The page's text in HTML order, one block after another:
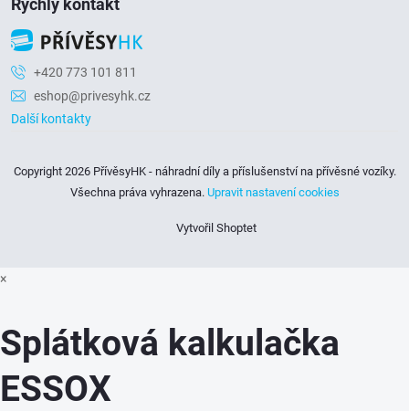
Rychlý kontakt
+420 773 101 811
eshop@privesyhk.cz
Další kontakty
Vytvořil Shoptet
Copyright 2026 PřívěsyHK - náhradní díly a příslušenství na přívěsné vozíky.
Všechna práva vyhrazena. Upravit nastavení cookies
×
Splátková kalkulačka
ESSOX